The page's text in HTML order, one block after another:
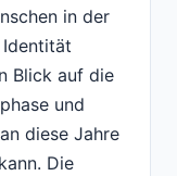
in der
Blick auf die
und
diese Jahre
Die